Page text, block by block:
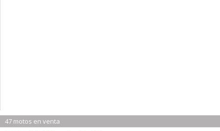
47 motos en venta